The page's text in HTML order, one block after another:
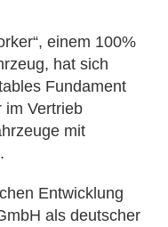
einem 100%
hat sich
Fundament
im Vertrieb
mit
Entwicklung
als deutscher